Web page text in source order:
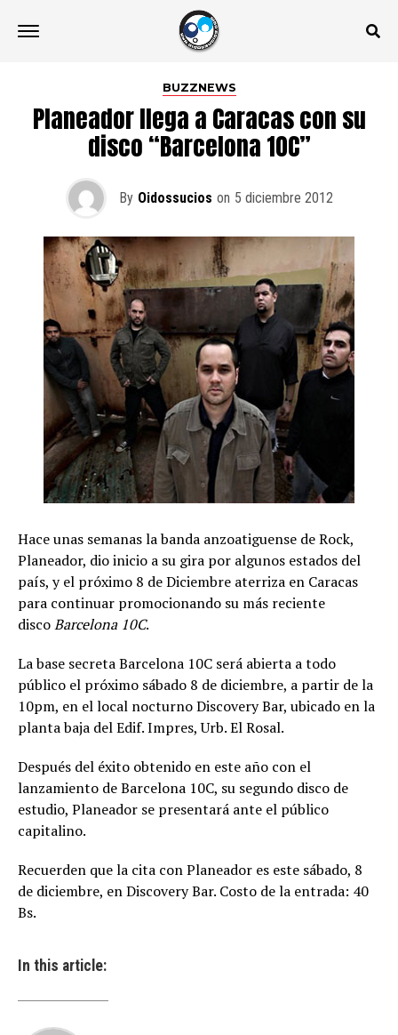
BUZZNEWS
Planeador llega a Caracas con su
disco “Barcelona 10C”
By Oidossucios on 5 diciembre 2012
Hace unas semanas la banda anzoatiguense de Rock,
Planeador, dio inicio a su gira por algunos estados del
país, y el próximo 8 de Diciembre aterriza en Caracas
para continuar promocionando su más reciente
discoBarcelona 10C.
La base secreta Barcelona 10C será abierta a todo
público el próximo sábado 8 de diciembre, a partir de la
10pm, en el local nocturno Discovery Bar, ubicado en la
planta baja del Edif. Impres, Urb. El Rosal.
Después del éxito obtenido en este año con el
lanzamiento de Barcelona 10C, su segundo disco de
estudio, Planeador se presentará ante el público
capitalino.
Recuerden que la cita con Planeador es este sábado, 8
de diciembre, en Discovery Bar. Costo de la entrada: 40
Bs.
In this article: